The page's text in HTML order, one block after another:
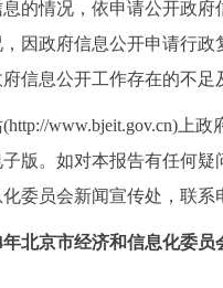
利企服务
阳光政务
的情况，依申请公开政府
因政府信息公开申请行政
信息公开工作存在的不足
www.bjeit.gov.cn)上政
版。如对本报告有任何疑
委员会新闻宣传处，联系
京市经济和信息化委员